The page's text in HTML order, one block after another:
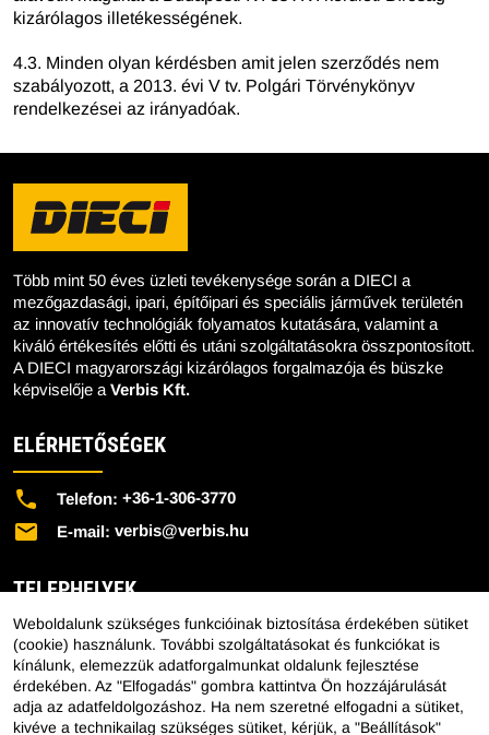
kizárólagos illetékességének.
4.3. Minden olyan kérdésben amit jelen szerződés nem
szabályozott, a 2013. évi V tv. Polgári Törvénykönyv
rendelkezései az irányadóak.
Több mint 50 éves üzleti tevékenysége során a DIECI a
mezőgazdasági, ipari, építőipari és speciális járművek területén
az innovatív technológiák folyamatos kutatására, valamint a
kiváló értékesítés előtti és utáni szolgáltatásokra összpontosított.
A DIECI magyarországi kizárólagos forgalmazója és büszke
képviselője a Verbis Kft.
ELÉRHETŐSÉGEK
Telefon: +36-1-306-3770
E-mail: verbis@verbis.hu
TELEPHELYEK
Központi Telephely - 1151 Budapest, Mélyfúró u. 2/E.
Lengyeltóti Telephely - 8693 Lengyeltóti, Külső Fonyódi út
10.
Hajdúböszörményi Telephely - 4220 Hajdúböszörmény,
Weboldalunk szükséges funkcióinak biztosítása érdekében sütiket
(cookie) használunk. További szolgáltatásokat és funkciókat is
kínálunk, elemezzük adatforgalmunkat oldalunk fejlesztése
érdekében. Az "Elfogadás" gombra kattintva Ön hozzájárulását
adja az adatfeldolgozáshoz. Ha nem szeretné elfogadni a sütiket,
kivéve a technikailag szükséges sütiket, kérjük, a "Beállítások"